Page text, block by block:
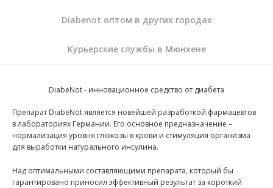
Diabenot оптом в других городах
Курьерские службы в Мюнхене
DiabeNot - инновационное средство от диабета
Препарат DiabeNot является новейшей разработкой фармацевтов
в лабораториях Германии. Его основное предназначение –
нормализация уровня глюкозы в крови и стимуляция организма
для выработки натурального инсулина.
Над оптимальными составляющими препарата, который бы
гарантировано приносил эффективный результат за короткий